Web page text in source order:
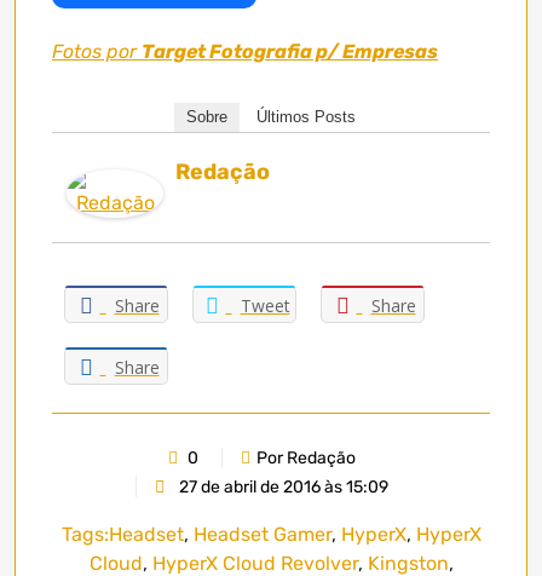
Fotos por Target Fotografia p/ Empresas
Sobre Últimos Posts
Redação
Share Tweet Share
Share
0
Por Redação
27 de abril de 2016 às 15:09
Tags:Headset, Headset Gamer, HyperX, HyperX
Cloud, HyperX Cloud Revolver, Kingston,